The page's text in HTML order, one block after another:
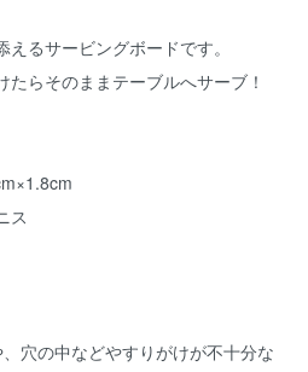
るサービングボードです。
らそのままテーブルへサーブ！
ス
穴の中などやすりがけが不十分な